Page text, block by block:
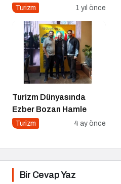
Açıldı!
Turizm 1 yıl önce
Turizm Dünyasında
Ezber Bozan Hamle
Turizm 4 ay önce
Bir Cevap Yaz